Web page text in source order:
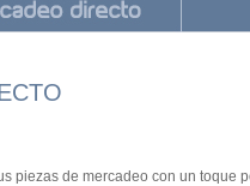
piezas de mercadeo con un toque